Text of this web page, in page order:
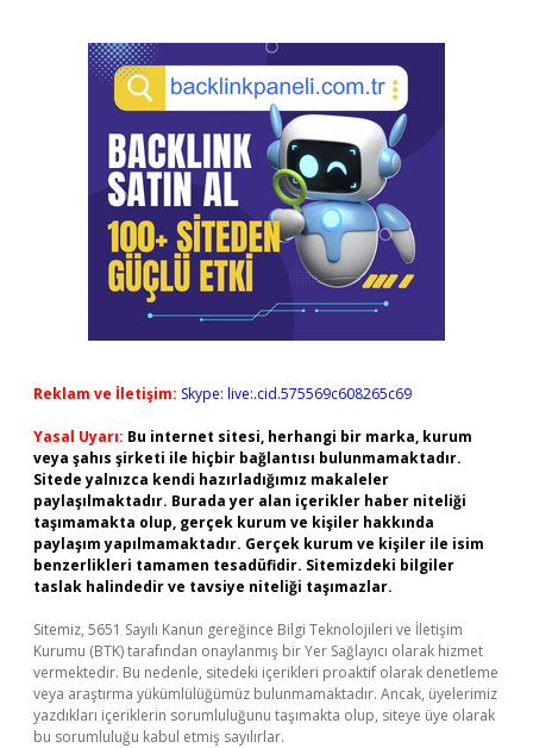
Reklam ve İletişim: Skype: live:.cid.575569c608265c69
Yasal Uyarı: Bu internet sitesi, herhangi bir marka, kurum
veya şahıs şirketi ile hiçbir bağlantısı bulunmamaktadır.
Sitede yalnızca kendi hazırladığımız makaleler
paylaşılmaktadır. Burada yer alan içerikler haber niteliği
taşımamakta olup, gerçek kurum ve kişiler hakkında
paylaşım yapılmamaktadır. Gerçek kurum ve kişiler ile isim
benzerlikleri tamamen tesadüfidir. Sitemizdeki bilgiler
taslak halindedir ve tavsiye niteliği taşımazlar.
Sitemiz, 5651 Sayılı Kanun gereğince Bilgi Teknolojileri ve İletişim
Kurumu (BTK) tarafından onaylanmış bir Yer Sağlayıcı olarak hizmet
vermektedir. Bu nedenle, sitedeki içerikleri proaktif olarak denetleme
veya araştırma yükümlülüğümüz bulunmamaktadır. Ancak, üyelerimiz
yazdıkları içeriklerin sorumluluğunu taşımakta olup, siteye üye olarak
bu sorumluluğu kabul etmiş sayılırlar.